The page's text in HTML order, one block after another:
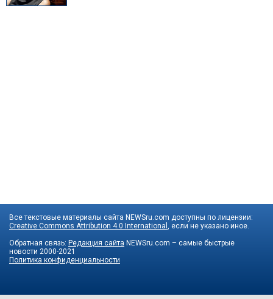
Все текстовые материалы сайта NEWSru.com доступны по лицензии:
Creative Commons Attribution 4.0 International , если не указано иное.
Обратная связь: Редакция сайта NEWSru.com – самые быстрые
новости 2000-2021
Политика конфиденциальности